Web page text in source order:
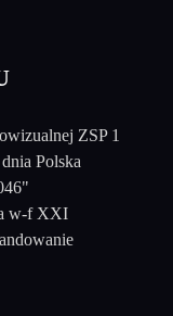
ZSP 1
Polska
w-f XXI